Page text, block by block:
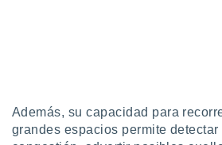
perfiles
Además, su capacidad para
grandes espacios permite detectar